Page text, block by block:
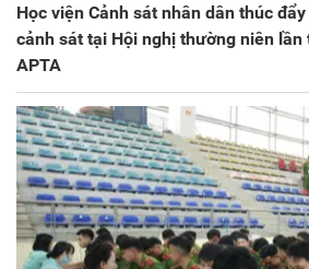
Học viện Cảnh sát nhân dân thúc
cảnh sát tại Hội nghị thường niên lần
APTA